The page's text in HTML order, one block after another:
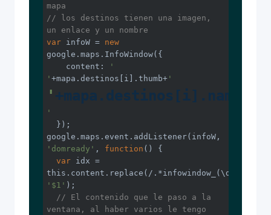
mapa
// los destinos tienen una imagen,
un enlace y un nombre
var infoW = new
google.maps.InfoWindow({
    content:
'
' +mapa.destinos[i].thumb+'
' +mapa.destinos[i].name+
'
'domready' , function ()
{
var idx =
'$1' );
// El contenido que le paso a la
ventana, al haber varios le tengo